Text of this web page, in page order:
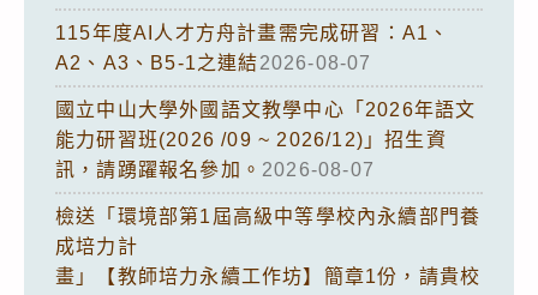
115年度AI人才方舟計畫需完成研習：A1、
A2、A3、B5-1之連結2026-08-07
國立中山大學外國語文教學中心「2026年語文
能力研習班(2026 /09 ~ 2026/12)」招生資
訊，請踴躍報名參加。 2026-08-07
檢送「環境部第1屆高級中等學校內永續部門養
成培力計
畫」【教師培力永續工作坊】簡章1份，請貴校